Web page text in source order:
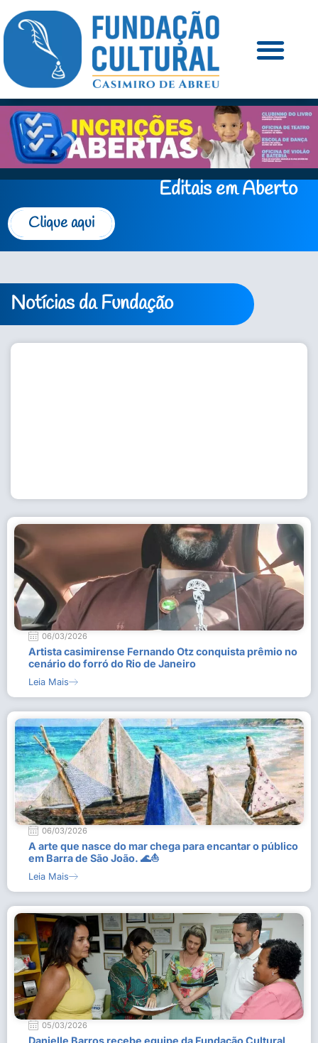
Editais em Aberto
Clique aqui
Notícias da Fundação
06/03/2026
Artista casimirense Fernando Otz conquista prêmio no
cenário do forró do Rio de Janeiro
Leia Mais
06/03/2026
A arte que nasce do mar chega para encantar o público
em Barra de São João. 🌊⛵
Leia Mais
05/03/2026